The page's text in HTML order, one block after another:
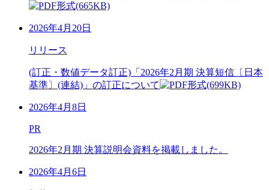
(665KB)
2026年4月20日
リリース
(訂正・数値データ訂正)「2026年2月期 決算短信〔日本
基準〕(連結)」の訂正について
(699KB)
2026年4月8日
PR
2026年2月期 決算説明会資料を掲載しました。
2026年4月6日